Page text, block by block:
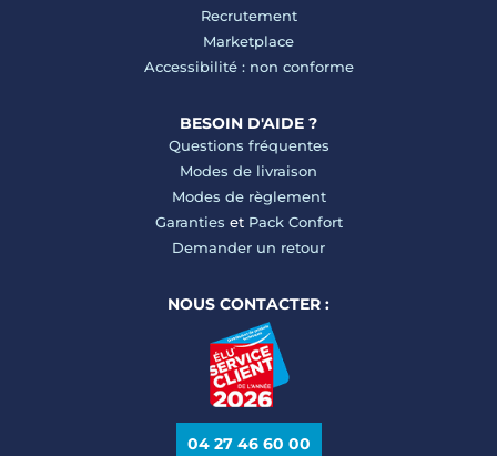
Recrutement
Marketplace
Accessibilité : non conforme
BESOIN D'AIDE ?
Questions fréquentes
Modes de livraison
Modes de règlement
Garanties et Pack Confort
Demander un retour
NOUS CONTACTER :
04 27 46 60 00